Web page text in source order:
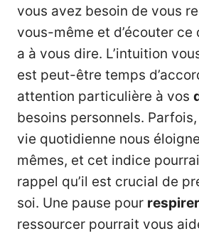
vous avez besoin de vous
vous-même et d’écouter
a à vous dire. L’intuition
est peut-être temps
attention particulière à vos
besoins personnels.
vie quotidienne nous
mêmes, et cet indice
rappel qu’il est crucial de
soi. Une pause pour respirer
ressourcer pourrait vous